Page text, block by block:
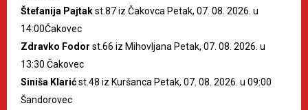
Štefanija Pajtakst.87 iz Čakovca Petak, 07. 08. 2026. u
14:00Čakovec
Zdravko Fodor st.66 iz Mihovljana Petak, 07. 08. 2026. u
13:30 Čakovec
Siniša Klarićst.48 iz Kuršanca Petak, 07. 08. 2026. u 09:00
Šandorovec